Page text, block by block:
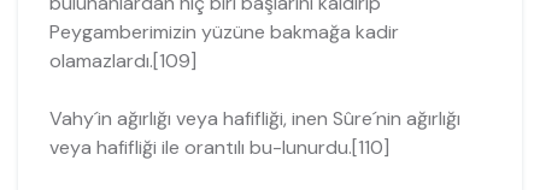
Peygamberimizin yüzüne bakmağa kadir
olamazlardı.[109]
Vahy´in ağırlığı veya hafifliği, inen Sûre´nin ağırlığı
veya hafifliği ile orantılı bu-lunurdu.[110]